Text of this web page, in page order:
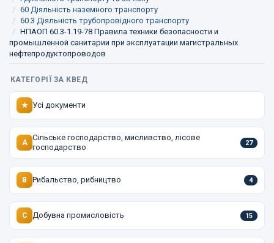
60 Діяльність наземного транспорту
60.3 Діяльність трубопровідного транспорту
НПАОП 60.3-1.19-78 Правила техники безопасности и
промышленной санитарии при эксплуатации магистральных
нефтепродуктопроводов
КАТЕГОРІЇ ЗА КВЕД
★ Усі документи
A
Сільське господарство, мисливство, лісове
господарство
27
B Рибальство, рибництво 4
C Добувна промисловість 15